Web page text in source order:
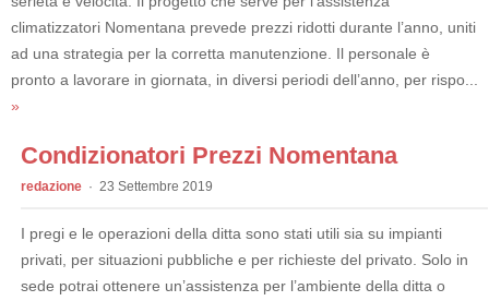
climatizzatori Nomentana prevede prezzi ridotti durante l’anno, uniti
ad una strategia per la corretta manutenzione. Il personale è
pronto a lavorare in giornata, in diversi periodi dell’anno, per rispo...
»
Condizionatori Prezzi Nomentana
redazione 23 Settembre 2019
I pregi e le operazioni della ditta sono stati utili sia su impianti
privati, per situazioni pubbliche e per richieste del privato. Solo in
sede potrai ottenere un’assistenza per l’ambiente della ditta o